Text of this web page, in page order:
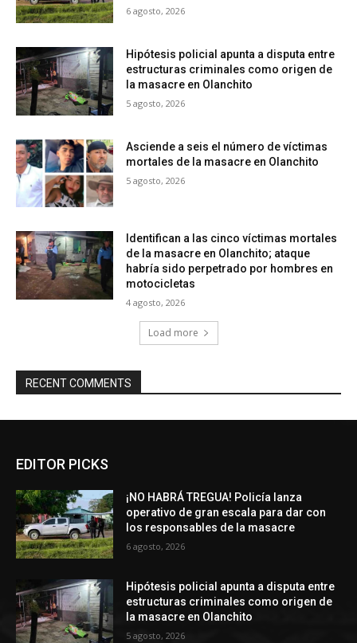
6 agosto, 2026
Hipótesis policial apunta a disputa entre
estructuras criminales como origen de
la masacre en Olanchito
5 agosto, 2026
Asciende a seis el número de víctimas
mortales de la masacre en Olanchito
5 agosto, 2026
Identifican a las cinco víctimas mortales
de la masacre en Olanchito; ataque
habría sido perpetrado por hombres en
motocicletas
4 agosto, 2026
Load more
RECENT COMMENTS
EDITOR PICKS
¡NO HABRÁ TREGUA! Policía lanza
operativo de gran escala para dar con
los responsables de la masacre
6 agosto, 2026
Hipótesis policial apunta a disputa entre
estructuras criminales como origen de
la masacre en Olanchito
5 agosto, 2026